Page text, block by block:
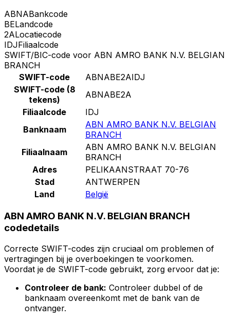
ABNABankcode
BELandcode
2ALocatiecode
IDJFiliaalcode
SWIFT/BIC-code voor ABN AMRO BANK N.V. BELGIAN
BRANCH
SWIFT-code
ABNABE2AIDJ
SWIFT-code (8
tekens)
ABNABE2A
Filiaalcode
IDJ
Banknaam
ABN AMRO BANK N.V. BELGIAN
BRANCH
Filiaalnaam
ABN AMRO BANK N.V. BELGIAN
BRANCH
Adres
PELIKAANSTRAAT 70-76
Stad
ANTWERPEN
Land
België
ABN AMRO BANK N.V. BELGIAN BRANCH
codedetails
Correcte SWIFT-codes zijn cruciaal om problemen of
vertragingen bij je overboekingen te voorkomen.
Voordat je de SWIFT-code gebruikt, zorg ervoor dat je:
Controleer de bank: Controleer dubbel of de
banknaam overeenkomt met de bank van de
ontvanger.